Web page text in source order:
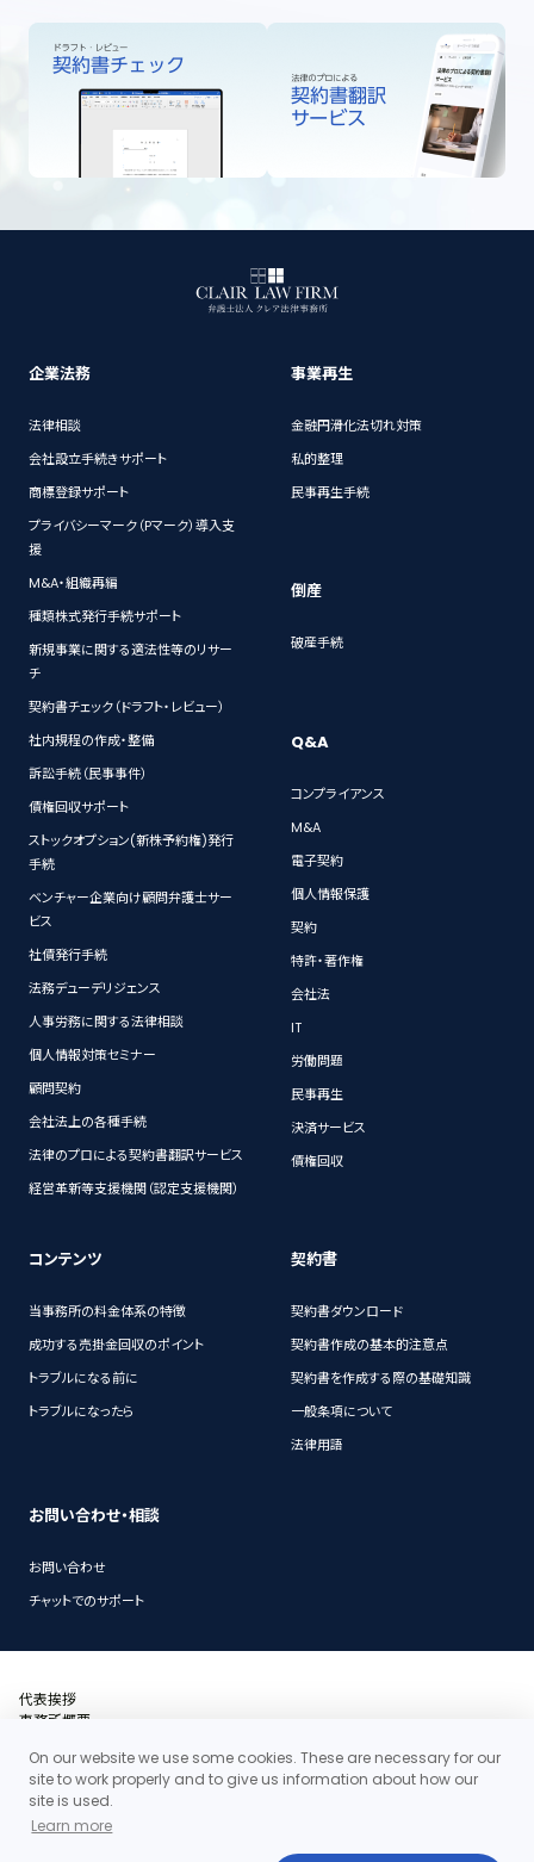
企業法務
法律相談
会社設立手続きサポート
商標登録サポート
プライバシーマーク（Pマーク）導入支
援
M&A・組織再編
種類株式発行手続サポート
新規事業に関する適法性等のリサー
チ
契約書チェック（ドラフト・レビュー）
社内規程の作成・整備
訴訟手続（民事事件）
債権回収サポート
ストックオプション(新株予約権)発行
手続
ベンチャー企業向け顧問弁護士サー
ビス
社債発行手続
法務デューデリジェンス
人事労務に関する法律相談
個人情報対策セミナー
顧問契約
会社法上の各種手続
法律のプロによる契約書翻訳サービス
経営革新等支援機関（認定支援機関）
事業再生
金融円滑化法切れ対策
私的整理
民事再生手続
倒産
破産手続
Q&A
コンプライアンス
M&A
電子契約
個人情報保護
契約
特許・著作権
会社法
IT
労働問題
民事再生
決済サービス
債権回収
コンテンツ
当事務所の料金体系の特徴
成功する売掛金回収のポイント
トラブルになる前に
トラブルになったら
契約書
契約書ダウンロード
契約書作成の基本的注意点
契約書を作成する際の基礎知識
一般条項について
法律用語
お問い合わせ・相談
お問い合わせ
チャットでのサポート
代表挨拶
事務所概要
アクセス・地図
当事務所の料金体系の特徴
お問い合わせ
個人情報保護ポリシー
On our website we use some cookies. These are necessary for our
site to work properly and to give us information about how our
site is used.
Learn more